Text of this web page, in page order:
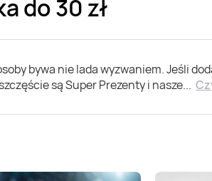
do 30 zł
bywa nie lada wyzwaniem. Jeśli
są Super Prezenty i nasze...